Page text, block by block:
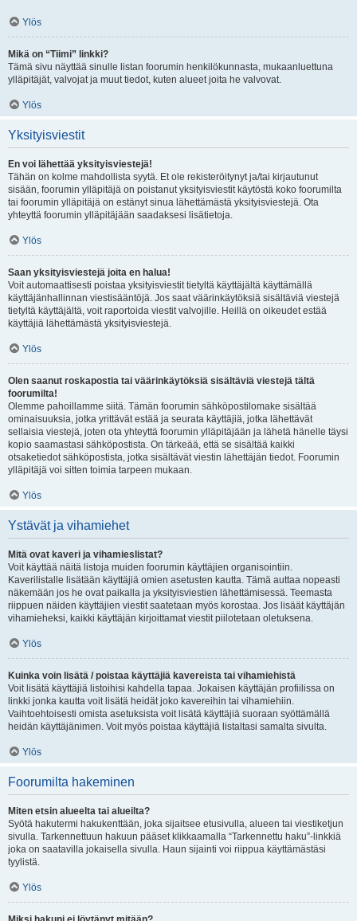
Ylös
Mikä on “Tiimi” linkki?
Tämä sivu näyttää sinulle listan foorumin henkilökunnasta, mukaanluettuna
ylläpitäjät, valvojat ja muut tiedot, kuten alueet joita he valvovat.
Ylös
Yksityisviestit
En voi lähettää yksityisviestejä!
Tähän on kolme mahdollista syytä. Et ole rekisteröitynyt ja/tai kirjautunut
sisään, foorumin ylläpitäjä on poistanut yksityisviestit käytöstä koko foorumilta
tai foorumin ylläpitäjä on estänyt sinua lähettämästä yksityisviestejä. Ota
yhteyttä foorumin ylläpitäjään saadaksesi lisätietoja.
Ylös
Saan yksityisviestejä joita en halua!
Voit automaattisesti poistaa yksityisviestit tietyltä käyttäjältä käyttämällä
käyttäjänhallinnan viestisääntöjä. Jos saat väärinkäytöksiä sisältäviä viestejä
tietyltä käyttäjältä, voit raportoida viestit valvojille. Heillä on oikeudet estää
käyttäjiä lähettämästä yksityisviestejä.
Ylös
Olen saanut roskapostia tai väärinkäytöksiä sisältäviä viestejä tältä
foorumilta!
Olemme pahoillamme siitä. Tämän foorumin sähköpostilomake sisältää
ominaisuuksia, jotka yrittävät estää ja seurata käyttäjiä, jotka lähettävät
sellaisia viestejä, joten ota yhteyttä foorumin ylläpitäjään ja lähetä hänelle täysi
kopio saamastasi sähköpostista. On tärkeää, että se sisältää kaikki
otsaketiedot sähköpostista, jotka sisältävät viestin lähettäjän tiedot. Foorumin
ylläpitäjä voi sitten toimia tarpeen mukaan.
Ylös
Ystävät ja vihamiehet
Mitä ovat kaveri ja vihamieslistat?
Voit käyttää näitä listoja muiden foorumin käyttäjien organisointiin.
Kaverilistalle lisätään käyttäjiä omien asetusten kautta. Tämä auttaa nopeasti
näkemään jos he ovat paikalla ja yksityisviestien lähettämisessä. Teemasta
riippuen näiden käyttäjien viestit saatetaan myös korostaa. Jos lisäät käyttäjän
vihamieheksi, kaikki käyttäjän kirjoittamat viestit piilotetaan oletuksena.
Ylös
Kuinka voin lisätä / poistaa käyttäjiä kavereista tai vihamiehistä
Voit lisätä käyttäjiä listoihisi kahdella tapaa. Jokaisen käyttäjän profiilissa on
linkki jonka kautta voit lisätä heidät joko kavereihin tai vihamiehiin.
Vaihtoehtoisesti omista asetuksista voit lisätä käyttäjiä suoraan syöttämällä
heidän käyttäjänimen. Voit myös poistaa käyttäjiä listaltasi samalta sivulta.
Ylös
Foorumilta hakeminen
Miten etsin alueelta tai alueilta?
Syötä hakutermi hakukenttään, joka sijaitsee etusivulla, alueen tai viestiketjun
sivulla. Tarkennettuun hakuun pääset klikkaamalla “Tarkennettu haku”-linkkiä
joka on saatavilla jokaisella sivulla. Haun sijainti voi riippua käyttämästäsi
tyylistä.
Ylös